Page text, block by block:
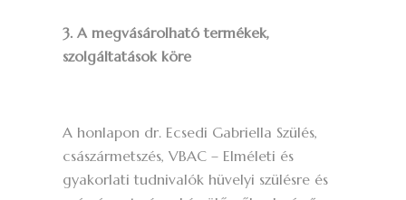
3. A megvásárolható termékek,
szolgáltatások köre
A honlapon dr. Ecsedi Gabriella Szülés,
császármetszés, VBAC – Elméleti és
gyakorlati tudnivalók hüvelyi szülésre és